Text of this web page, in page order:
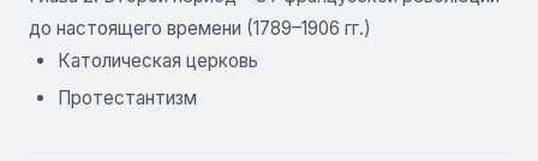
до настоящего времени (1789–1906 гг.)
Католическая церковь
Протестантизм